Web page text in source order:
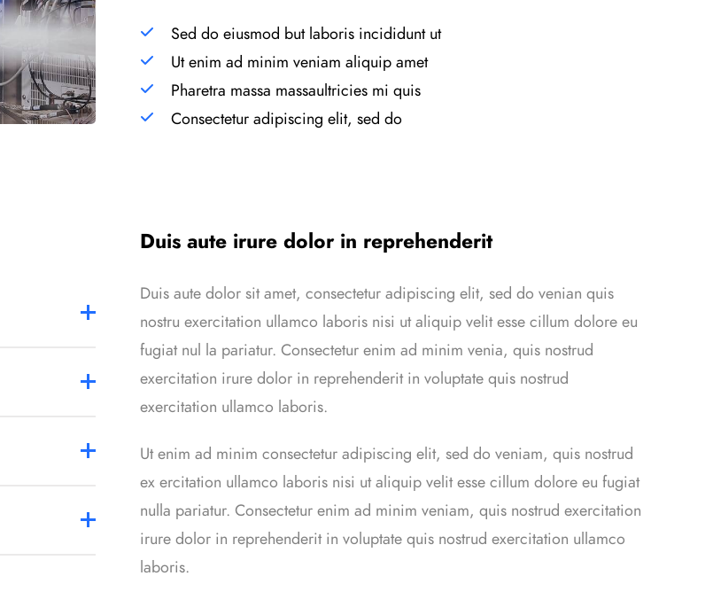
Sed do eiusmod but laboris incididunt ut
Ut enim ad minim veniam aliquip amet
Pharetra massa massaultricies mi quis
Consectetur adipiscing elit, sed do
Duis aute irure dolor in reprehenderit
Duis aute dolor sit amet, consectetur adipiscing elit, sed do venian quis
nostru exercitation ullamco laboris nisi ut aliquip velit esse cillum dolore eu
fugiat nul la pariatur. Consectetur enim ad minim venia, quis nostrud
exercitation irure dolor in reprehenderit in voluptate quis nostrud
exercitation ullamco laboris.
Ut enim ad minim consectetur adipiscing elit, sed do veniam, quis nostrud
ex ercitation ullamco laboris nisi ut aliquip velit esse cillum dolore eu fugiat
nulla pariatur. Consectetur enim ad minim veniam, quis nostrud exercitation
irure dolor in reprehenderit in voluptate quis nostrud exercitation ullamco
laboris.